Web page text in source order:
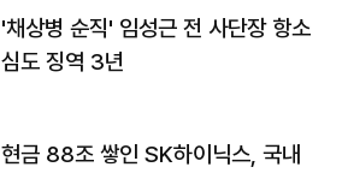
'채상병 순직' 임성근 전 사단장 항소
심도 징역 3년
현금 88조 쌓인 SK하이닉스, 국내